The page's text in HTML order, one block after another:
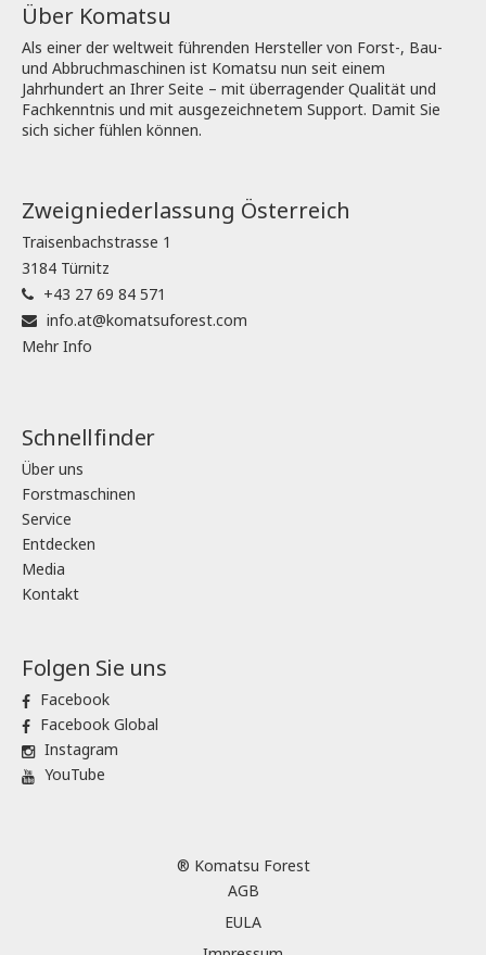
Über Komatsu
Als einer der weltweit führenden Hersteller von Forst-, Bau-
und Abbruchmaschinen ist Komatsu nun seit einem
Jahrhundert an Ihrer Seite – mit überragender Qualität und
Fachkenntnis und mit ausgezeichnetem Support. Damit Sie
sich sicher fühlen können.
Zweigniederlassung Österreich
Traisenbachstrasse 1
3184 Türnitz
+43 27 69 84 571
info.at@komatsuforest.com
Mehr Info
Schnellfinder
Über uns
Forstmaschinen
Service
Entdecken
Media
Kontakt
Folgen Sie uns
Facebook
Facebook Global
Instagram
YouTube
® Komatsu Forest
AGB
EULA